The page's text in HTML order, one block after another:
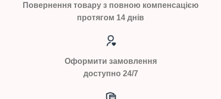
Повернення товару з повною компенсацією
протягом 14 днів
Оформити замовлення
доступно 24/7